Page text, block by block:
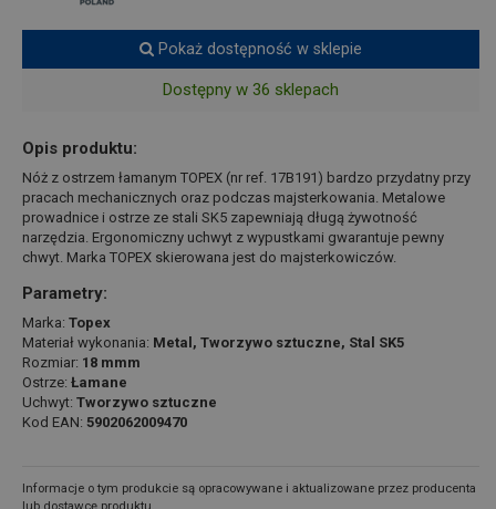
Pokaż dostępność w sklepie
Dostępny w 36 sklepach
Opis produktu:
Nóż z ostrzem łamanym TOPEX (nr ref. 17B191) bardzo przydatny przy
pracach mechanicznych oraz podczas majsterkowania. Metalowe
prowadnice i ostrze ze stali SK5 zapewniają długą żywotność
narzędzia. Ergonomiczny uchwyt z wypustkami gwarantuje pewny
chwyt. Marka TOPEX skierowana jest do majsterkowiczów.
Parametry:
Marka: Topex
Materiał wykonania: Metal, Tworzywo sztuczne, Stal SK5
Rozmiar: 18 mmm
Ostrze: Łamane
Uchwyt: Tworzywo sztuczne
Kod EAN: 5902062009470
Informacje o tym produkcie są opracowywane i aktualizowane przez producenta